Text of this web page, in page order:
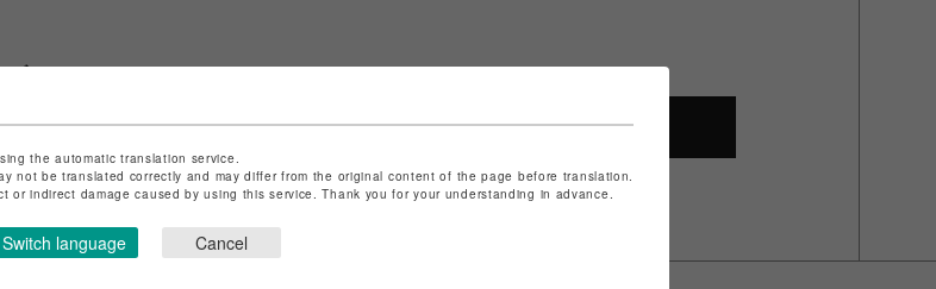
バー
令に基づく表記は こちら
せはこちら
SHOP TOP
the automatic translation service.
not be translated correctly and may differ from the original content of the page before translation.
indirect damage caused by using this service. Thank you for your understanding in advance.
Switch language Cancel